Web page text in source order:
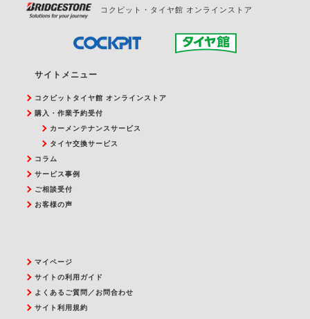
コクピット・タイヤ館 オンラインストア
サイトメニュー
コクピットタイヤ館 オンラインストア
購入・作業予約受付
カーメンテナンスサービス
タイヤ交換サービス
コラム
サービス事例
ご相談受付
お客様の声
マイページ
サイトの利用ガイド
よくあるご質問／お問合わせ
サイト利用規約